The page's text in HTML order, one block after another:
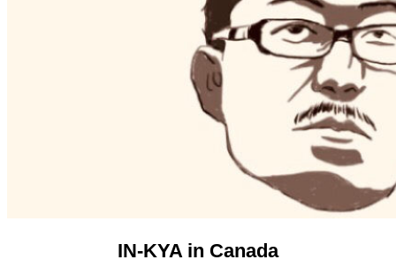
IN-KYA in Canada